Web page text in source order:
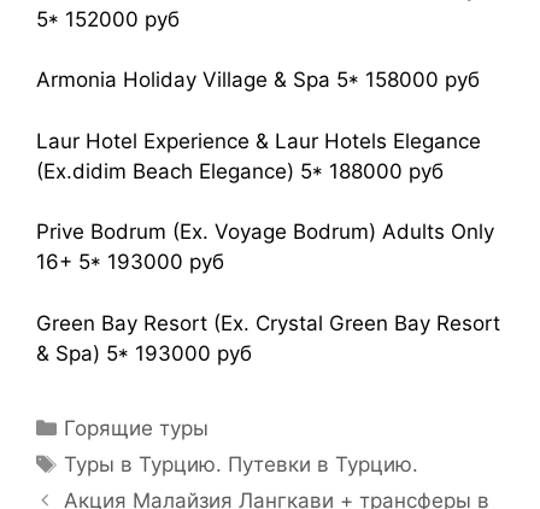
5* 152000 руб
Armonia Holiday Village & Spa 5* 158000 руб
Laur Hotel Experience & Laur Hotels Elegance
(Ex.didim Beach Elegance) 5* 188000 руб
Prive Bodrum (Ex. Voyage Bodrum) Adults Only
16+ 5* 193000 руб
Green Bay Resort (Ex. Crystal Green Bay Resort
& Spa) 5* 193000 руб
Горящие туры
Туры в Турцию. Путевки в Турцию.
Акция Малайзия Лангкави + трансферы в